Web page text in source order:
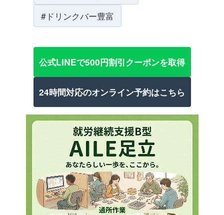
#ドリンクバー豊富
公式LINEで500円割引クーポンを取得
24時間対応のオンライン予約はこちら